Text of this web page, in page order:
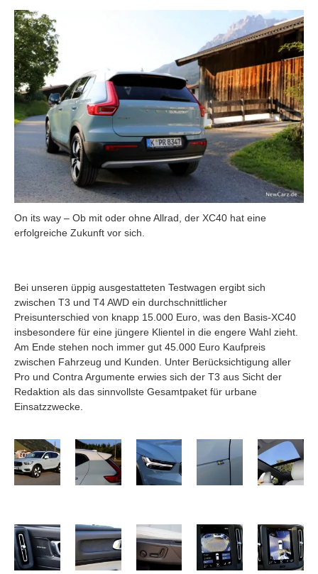
On its way – Ob mit oder ohne Allrad, der XC40 hat eine
erfolgreiche Zukunft vor sich.
Bei unseren üppig ausgestatteten Testwagen ergibt sich
zwischen T3 und T4 AWD ein durchschnittlicher
Preisunterschied von knapp 15.000 Euro, was den Basis-XC40
insbesondere für eine jüngere Klientel in die engere Wahl zieht.
Am Ende stehen noch immer gut 45.000 Euro Kaufpreis
zwischen Fahrzeug und Kunden. Unter Berücksichtigung aller
Pro und Contra Argumente erwies sich der T3 aus Sicht der
Redaktion als das sinnvollste Gesamtpaket für urbane
Einsatzzwecke.